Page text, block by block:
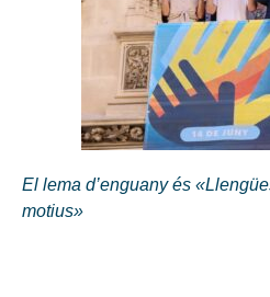
El lema d’enguany és
motius»